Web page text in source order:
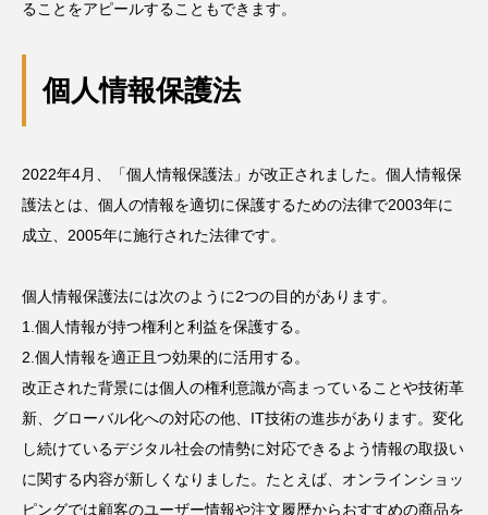
ることをアピールすることもできます。
個人情報保護法
2022年4月、「個人情報保護法」が改正されました。個人情報保
護法とは、個人の情報を適切に保護するための法律で2003年に
成立、2005年に施行された法律です。
個人情報保護法には次のように2つの目的があります。
1.個人情報が持つ権利と利益を保護する。
2.個人情報を適正且つ効果的に活用する。
改正された背景には個人の権利意識が高まっていることや技術革
新、グローバル化への対応の他、IT技術の進歩があります。変化
し続けているデジタル社会の情勢に対応できるよう情報の取扱い
に関する内容が新しくなりました。たとえば、オンラインショッ
ピングでは顧客のユーザー情報や注文履歴からおすすめの商品を